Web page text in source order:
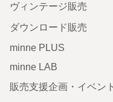
ヴィンテージ販売
ダウンロード販売
minne PLUS
minne LAB
販売支援企画・イベント